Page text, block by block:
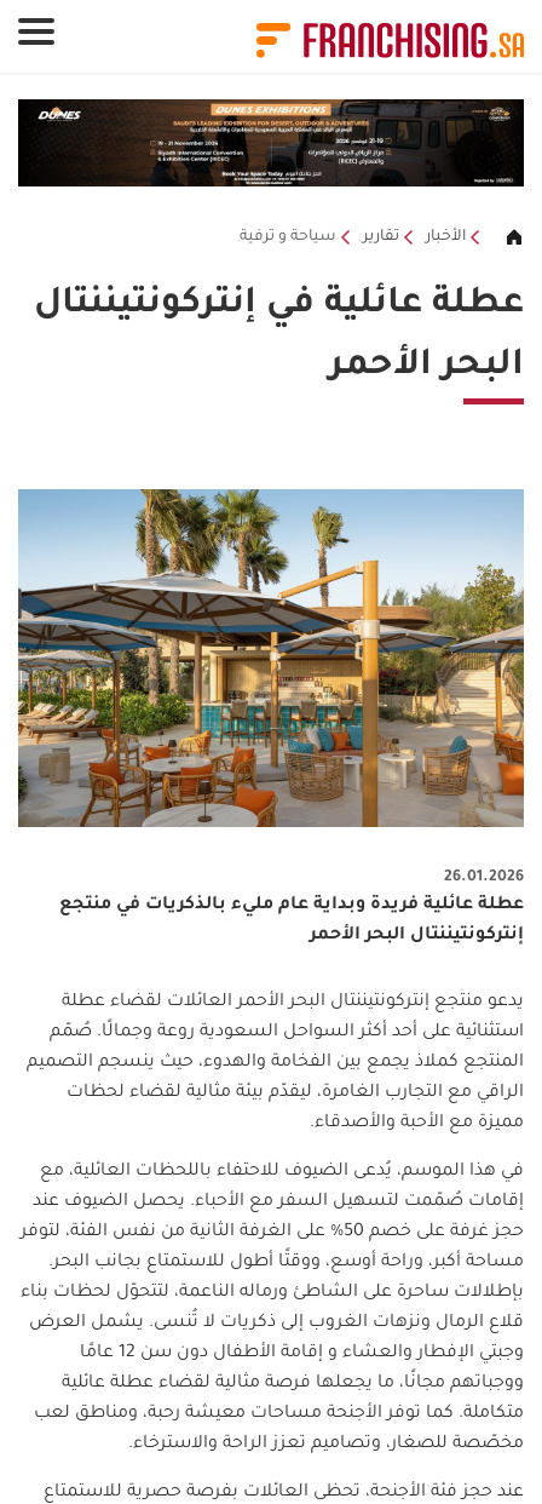
الأخبار تقارير سياحة و ترفية
عطلة عائلية في إنتركونتيننتال
البحر الأحمر
26.01.2026
عطلة عائلية فريدة وبداية عام مليء بالذكريات في منتجع
إنتركونتيننتال البحر الأحمر
يدعو منتجع إنتركونتيننتال البحر الأحمر العائلات لقضاء عطلة
استثنائية على أحد أكثر السواحل السعودية روعة وجمالًا. صُمّم
المنتجع كملاذ يجمع بين الفخامة والهدوء، حيث ينسجم التصميم
الراقي مع التجارب الغامرة، ليقدّم بيئة مثالية لقضاء لحظات
مميزة مع الأحبة والأصدقاء.
في هذا الموسم، يُدعى الضيوف للاحتفاء باللحظات العائلية، مع
إقامات صُمّمت لتسهيل السفر مع الأحباء. يحصل الضيوف عند
حجز غرفة على خصم 50% على الغرفة الثانية من نفس الفئة، لتوفر
مساحة أكبر، وراحة أوسع، ووقتًا أطول للاستمتاع بجانب البحر.
بإطلالات ساحرة على الشاطئ ورماله الناعمة، لتتحوّل لحظات بناء
قلاع الرمال ونزهات الغروب إلى ذكريات لا تُنسى. يشمل العرض
وجبتي الإفطار والعشاء و إقامة الأطفال دون سن 12 عامًا
ووجباتهم مجانًا، ما يجعلها فرصة مثالية لقضاء عطلة عائلية
متكاملة. كما توفر الأجنحة مساحات معيشة رحبة، ومناطق لعب
مخصّصة للصغار، وتصاميم تعزز الراحة والاسترخاء.
عند حجز فئة الأجنحة، تحظى العائلات بفرصة حصرية للاستمتاع
لوحة إدارة ملفات تعريف الارتباط